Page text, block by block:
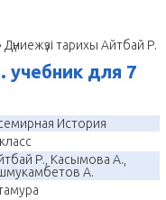
Дүниежүзі тарихы Айтбай Р.
учебник для 7
История
Р., Касымова А.,
А.